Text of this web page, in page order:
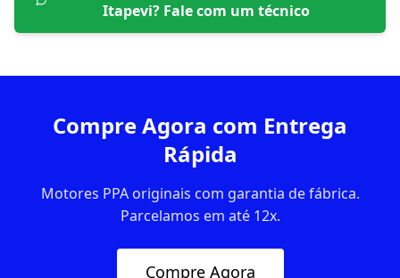
Itapevi? Fale com um técnico
Compre Agora com Entrega
Rápida
Motores PPA originais com garantia de fábrica.
Parcelamos em até 12x.
Compre Agora